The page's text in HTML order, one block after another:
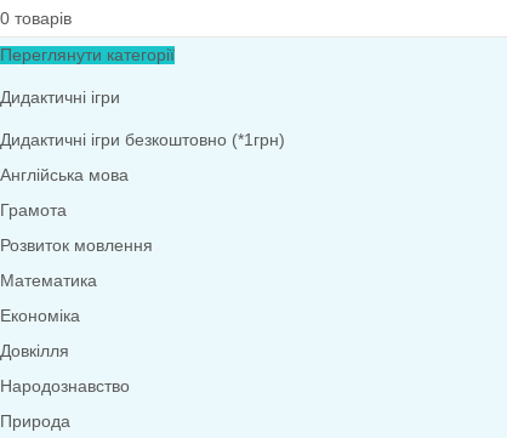
Наочний матеріал
Ігри з QR-кодами
Фони. Медалі. Дипломи. Подяки
ПОШУК
Вхід / реєстрація
0
Меню